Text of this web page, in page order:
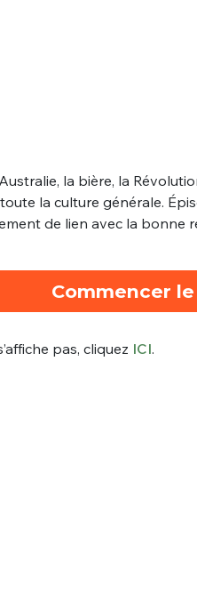
la bière, la
la culture générale.
de lien avec la bonne
Commencer
pas, cliquez ICI.